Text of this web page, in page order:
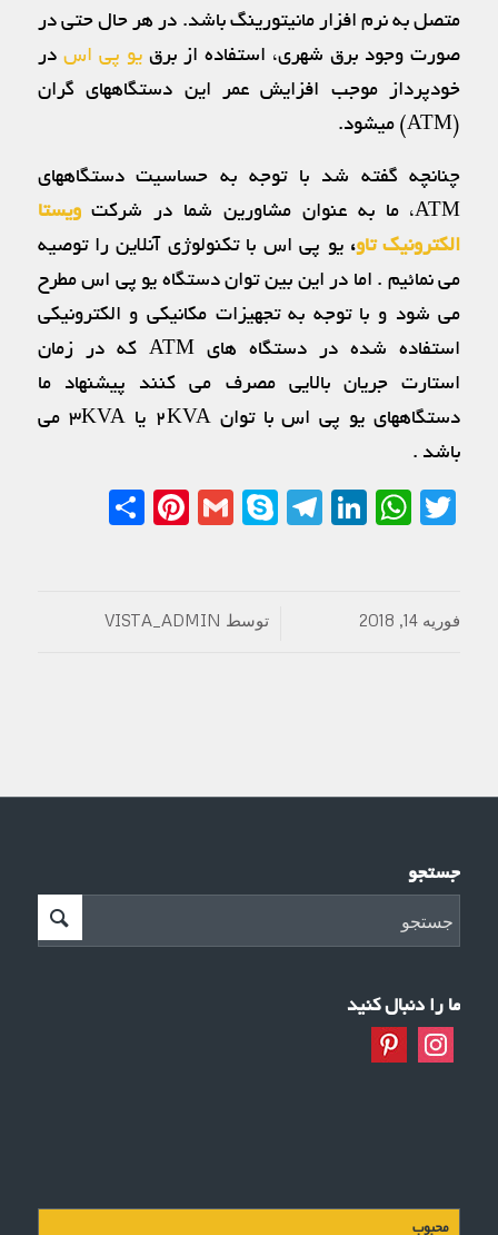
متصل به نرم افزار مانيتورينگ باشد. در هر حال حتي در
صورت وجود برق شهري، استفاده از برقیو پی اس در
خودپرداز موجب افزايش عمر اين دستگاههاي گران
(ATM) ميشود.
چنانچه گفته شد با توجه به حساسيت دستگاههاي
ATM، ما به عنوان مشاورین شما در شرکت
ویستا
الکترونیک تاو،يو پی اس با تكنولوژی آنلاين را توصیه
مي نمائیم . اما در اين بين توان دستگاه يو پي اس مطرح
مي شود و با توجه به تجهیزات مکانیکی و الکترونیکی
استفاده شده در دستگاه های ATM که در زمان
استارت جریان بالایی مصرف می کنند پیشنهاد ما
دستگاههاي يو پي اس با توان ۲KVA یا ۳KVA می
باشد .
Twitter
WhatsApp
LinkedIn
Telegram
Skype
Gmail
Pinterest
فوریه 14, 2018 توسط VISTA_ADMIN
جستجو
ما را دنبال کنید
محبوب